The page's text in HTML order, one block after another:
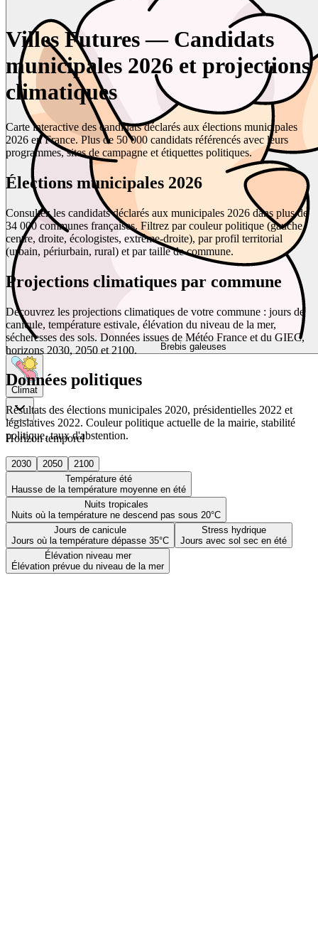
Brebis galeuses
Climat
Horizon temporel
2030 2050
2100
Température été
Hausse de la température moyenne en été
Nuits tropicales
Nuits où la température ne descend pas sous 20°C
Jours de canicule
Jours où la température dépasse 35°C
Stress hydrique
Jours avec sol sec en été
Élévation niveau mer
Élévation prévue du niveau de la mer
Villes Futures — Candidats
municipales 2026 et projections
climatiques
Carte interactive des candidats déclarés aux élections municipales
2026 en France. Plus de 50 000 candidats référencés avec leurs
programmes, sites de campagne et étiquettes politiques.
Élections municipales 2026
Consultez les candidats déclarés aux municipales 2026 dans plus de
34 000 communes françaises. Filtrez par couleur politique (gauche,
centre, droite, écologistes, extrême-droite), par profil territorial
(urbain, périurbain, rural) et par taille de commune.
Projections climatiques par commune
Découvrez les projections climatiques de votre commune : jours de
canicule, température estivale, élévation du niveau de la mer,
sécheresses des sols. Données issues de Météo France et du GIEC,
horizons 2030, 2050 et 2100.
Données politiques
Résultats des élections municipales 2020, présidentielles 2022 et
législatives 2022. Couleur politique actuelle de la mairie, stabilité
politique, taux d'abstention.